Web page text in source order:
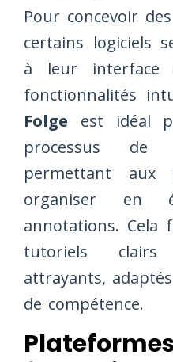
Pour concevoir
certains logiciels
à leur interface
fonctionnalités
Folge est idéal
processus de
permettant aux
organiser en
annotations. Cela
tutoriels
attrayants,
de compétence.